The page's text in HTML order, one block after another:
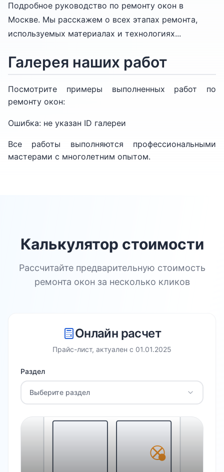
Подробное руководство по ремонту окон в
Москве. Мы расскажем о всех этапах ремонта,
используемых материалах и технологиях...
Галерея наших работ
Посмотрите примеры выполненных работ по
ремонту окон:
Ошибка: не указан ID галереи
Все работы выполняются профессиональными
мастерами с многолетним опытом.
Калькулятор стоимости
Рассчитайте предварительную стоимость
ремонта окон за несколько кликов
Онлайн расчет
Прайс-лист, актуален с 01.01.2025
Раздел
Выберите раздел